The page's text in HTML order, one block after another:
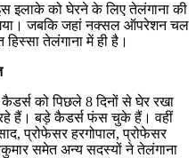
इलाके को घेरने के लिए तेलंगाना की
गया। जबकि जहां नक्सल ऑपरेशन चल
तेलंगाना में ही है।
को पिछले 8 दिनों से घेर रखा
रहे हैं। बड़े कैडर्स फंस चुके हैं। वहीं
प्रोफेसर हरगोपाल, प्रोफेसर
समेत अन्य सदस्यों ने तेलंगाना